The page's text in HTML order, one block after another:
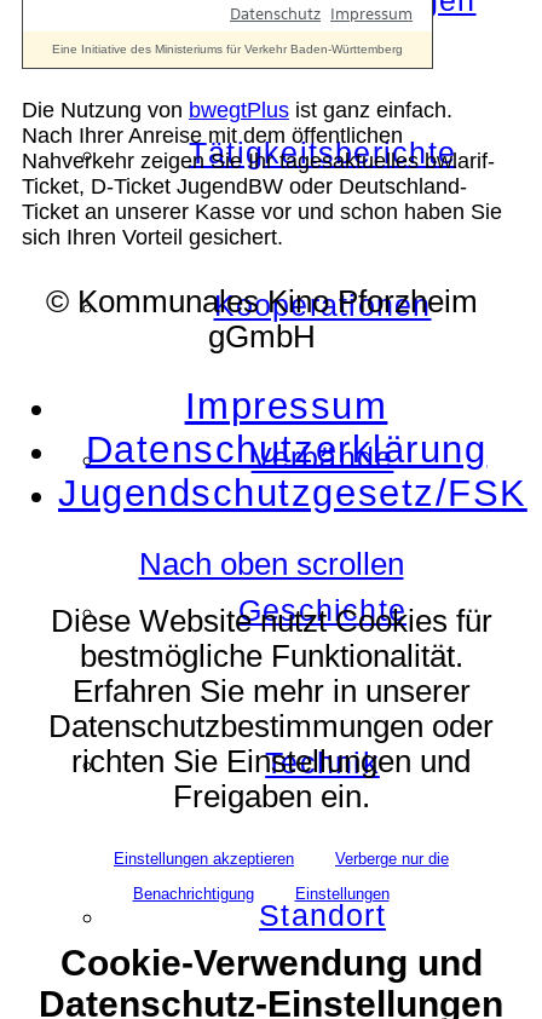
Tätigkeitsberichte
Kooperationen
Verbände
Geschichte
Technik
Standort
Die Nutzung von bwegtPlus ist ganz einfach.
Nach Ihrer Anreise mit dem öffentlichen
Nahverkehr zeigen Sie Ihr tagesaktuelles bwlarif-
Ticket, D-Ticket JugendBW oder Deutschland-
Ticket an unserer Kasse vor und schon haben Sie
sich Ihren Vorteil gesichert.
© Kommunales Kino Pforzheim
gGmbH
Impressum
Datenschutzerklärung
Jugendschutzgesetz/FSK
Nach oben scrollen
Diese Website nutzt Cookies für
bestmögliche Funktionalität.
Erfahren Sie mehr in unserer
Datenschutzbestimmungen oder
richten Sie Einstellungen und
Freigaben ein.
Einstellungen akzeptieren
Verberge nur die
Benachrichtigung
Einstellungen
Cookie-Verwendung und
Datenschutz-Einstellungen